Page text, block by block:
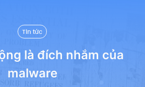
Tin tức
là đích nhắm của
malware